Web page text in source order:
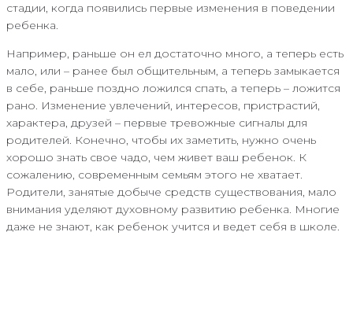
стадии, когда появились первые изменения в поведении
ребенка.
Например, раньше он ел достаточно много, а теперь есть
мало, или – ранее был общительным, а теперь замыкается
в себе, раньше поздно ложился спать, а теперь – ложится
рано. Изменение увлечений, интересов, пристрастий,
характера, друзей – первые тревожные сигналы для
родителей. Конечно, чтобы их заметить, нужно очень
хорошо знать свое чадо, чем живет ваш ребенок. К
сожалению, современным семьям этого не хватает.
Родители, занятые добыче средств существования, мало
внимания уделяют духовному развитию ребенка. Многие
даже не знают, как ребенок учится и ведет себя в школе.